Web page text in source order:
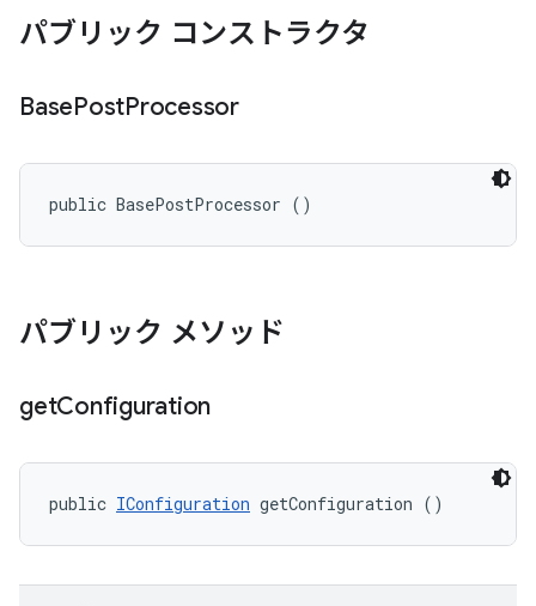
パブリック コンストラクタ
BasePostProcessor
public BasePostProcessor ()
パブリック メソッド
getConfiguration
public IConfiguration getConfiguration ()